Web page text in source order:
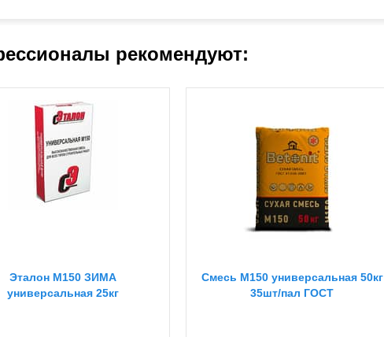
рекомендуют:
Эталон М150 ЗИМА
универсальная 25кг
Смесь М150 универсальная 50кг
35шт/пал ГОСТ